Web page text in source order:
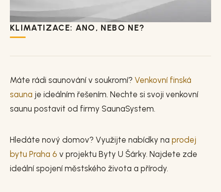
KLIMATIZACE: ANO, NEBO NE?
Máte rádi saunování v soukromí? Venkovní finská
sauna je ideálním řešením. Nechte si svoji venkovní
saunu postavit od firmy SaunaSystem.
Hledáte nový domov? Využijte nabídky na prodej
bytu Praha 6 v projektu Byty U Šárky. Najdete zde
ideální spojení městského života a přírody.